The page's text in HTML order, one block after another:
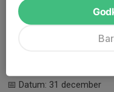
KIF välkomnar alla
nyårsafton.
Det här är ett perfekt
📅 Datum: 31 december